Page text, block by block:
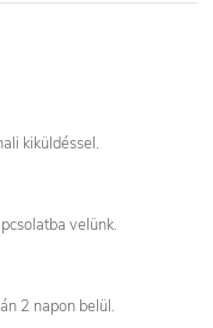
kiküldéssel.
velünk.
2 napon belül.